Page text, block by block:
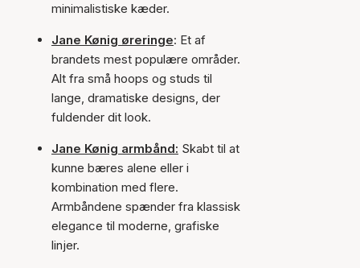
minimalistiske kæder.
Jane Kønig øreringe: Et af
brandets mest populære områder.
Alt fra små hoops og studs til
lange, dramatiske designs, der
fuldender dit look.
Jane Kønig armbånd: Skabt til at
kunne bæres alene eller i
kombination med flere.
Armbåndene spænder fra klassisk
elegance til moderne, grafiske
linjer.